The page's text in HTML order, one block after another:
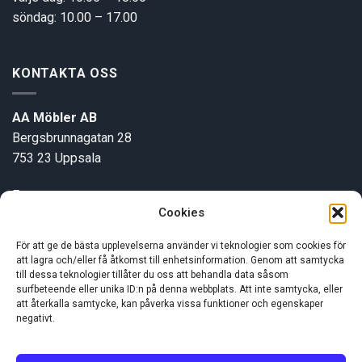
Cookies
För att ge de bästa upplevelserna använder vi teknologier som cookies för
att lagra och/eller få åtkomst till enhetsinformation. Genom att samtycka
till dessa teknologier tillåter du oss att behandla data såsom
surfbeteende eller unika ID:n på denna webbplats. Att inte samtycka, eller
att återkalla samtycke, kan påverka vissa funktioner och egenskaper
negativt.
söndag: 10.00 – 17.00
KONTAKTA OSS
AA Möbler AB
Bergsbrunnagatan 28
753 23 Uppsala
E-post:
INFORMATION
Om oss